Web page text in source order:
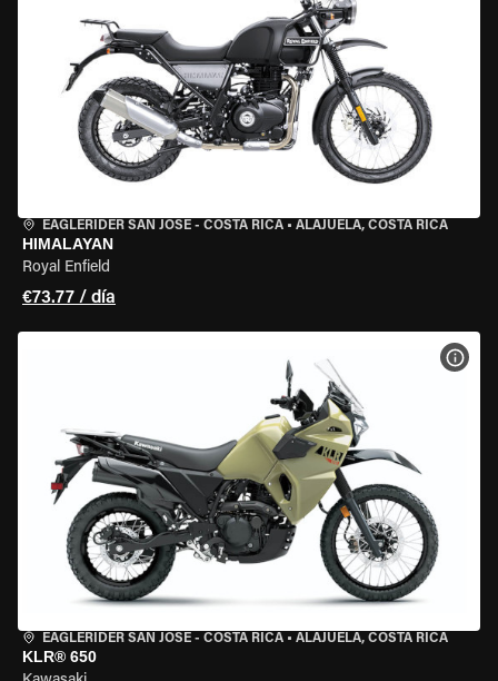
EAGLERIDER SAN JOSE - COSTA RICA • ALAJUELA, COSTA RICA
HIMALAYAN
Royal Enfield
€73.77 / día
EAGLERIDER SAN JOSE - COSTA RICA • ALAJUELA, COSTA RICA
KLR® 650
VER